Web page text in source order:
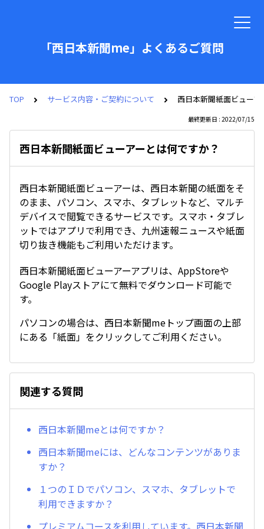
「西日本新聞me」よくあるご質問
TOP サービス内容・ご契約について 西日本新聞紙面ビュー
最終更新日 : 2022/07/15
西日本新聞紙面ビューアーとは何ですか？
西日本新聞紙面ビューアーは、西日本新聞の紙面をそ
のまま、パソコン、スマホ、タブレットなど、マルチ
デバイスで閲覧できるサービスです。スマホ・タブレ
ットではアプリで利用でき、九州速報ニュースや紙面
切り抜き機能もご利用いただけます。
西日本新聞紙面ビューアーアプリは、AppStoreや
Google Playストアにて無料でダウンロード可能で
す。
パソコンの場合は、西日本新聞meトップ画面の上部
にある「紙面」をクリックしてご利用ください。
関連する質問
西日本新聞meとは何ですか？
西日本新聞meには、どんなコンテンツがありま
すか？
１つのＩＤでパソコン、スマホ、タブレットで
利用できますか？
プレミアムコースを利用しています。西日本新聞